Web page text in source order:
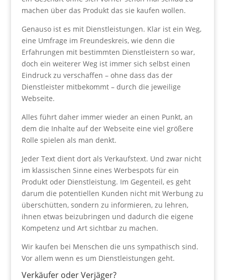
machen über das Produkt das sie kaufen wollen.
Genauso ist es mit Dienstleistungen. Klar ist ein Weg,
eine Umfrage im Freundeskreis, wie denn die
Erfahrungen mit bestimmten Dienstleistern so war,
doch ein weiterer Weg ist immer sich selbst einen
Eindruck zu verschaffen – ohne dass das der
Dienstleister mitbekommt – durch die jeweilige
Webseite.
Alles führt daher immer wieder an einen Punkt, an
dem die Inhalte auf der Webseite eine viel größere
Rolle spielen als man denkt.
Jeder Text dient dort als Verkaufstext. Und zwar nicht
im klassischen Sinne eines Werbespots für ein
Produkt oder Dienstleistung. Im Gegenteil, es geht
darum die potentiellen Kunden nicht mit Werbung zu
überschütten, sondern zu informieren, zu lehren,
ihnen etwas beizubringen und dadurch die eigene
Kompetenz und Art sichtbar zu machen.
Wir kaufen bei Menschen die uns sympathisch sind.
Vor allem wenn es um Dienstleistungen geht.
Verkäufer oder Verjäger?